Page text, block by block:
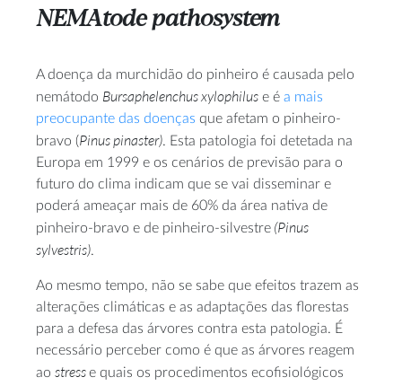
NEMAtode pathosystem
A doença da murchidão do pinheiro é causada pelo
nemátodo Bursaphelenchus xylophilus e é a mais
preocupante das doenças que afetam o pinheiro-
bravo (Pinus pinaster). Esta patologia foi detetada na
Europa em 1999 e os cenários de previsão para o
futuro do clima indicam que se vai disseminar e
poderá ameaçar mais de 60% da área nativa de
pinheiro-bravo e de pinheiro-silvestre (Pinus
sylvestris).
Ao mesmo tempo, não se sabe que efeitos trazem as
alterações climáticas e as adaptações das florestas
para a defesa das árvores contra esta patologia. É
necessário perceber como é que as árvores reagem
ao stresse quais os procedimentos ecofisiológicos